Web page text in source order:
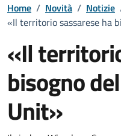
Home / Novità / Notizie
«Il territorio sassarese ha
«Il
bisogno
Unit»